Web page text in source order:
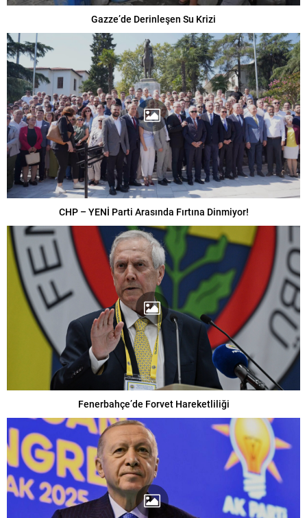
Gazze’de Derinleşen Su Krizi
CHP – YENİ Parti Arasında Fırtına Dinmiyor!
Fenerbahçe’de Forvet Hareketliliği